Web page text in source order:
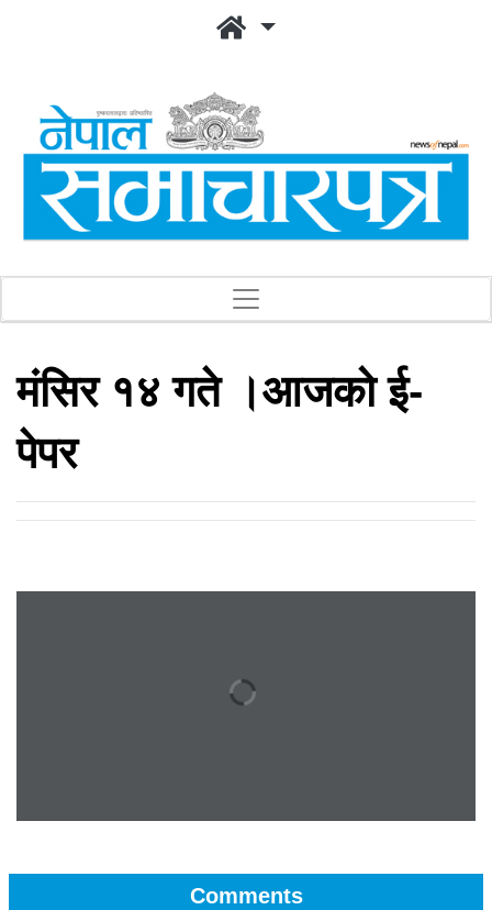
मंसिर १४ गते ।आजको ई-
पेपर
Comments